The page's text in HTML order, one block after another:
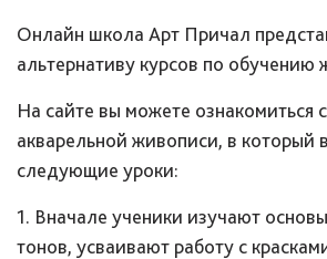
Онлайн школа Арт Причал
альтернативу курсов по обучению
На сайте вы можете ознакомиться
акварельной живописи, в который
следующие уроки:
1. Вначале ученики изучают
тонов, усваивают работу с